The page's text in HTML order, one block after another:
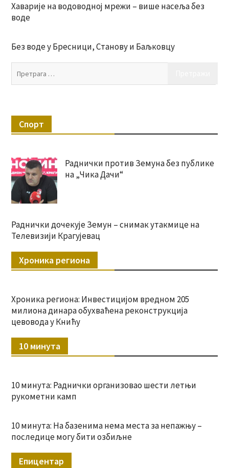
Хаварије на водоводној мрежи – више насеља без
воде
Без воде у Бресници, Станову и Баљковцу
Спорт
Раднички против Земуна без публике
на „Чика Дачи“
Раднички дочекује Земун – снимак утакмице на
Телевизији Крагујевац
Хроника региона
Хроника региона: Инвестицијом вредном 205
милиона динара обухваћена реконструкција
цевовода у Книћу
10 минута
10 минута: Раднички организовао шести летњи
рукометни камп
10 минута: На базенима нема места за непажњу –
последице могу бити озбиљне
Епицентар